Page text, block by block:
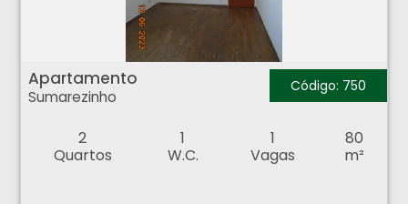
Apartamento
Sumarezinho
Código: 750
2
Quartos
1
W.C.
1
Vagas
80
m²